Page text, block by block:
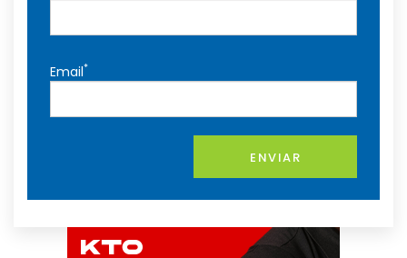
Email*
ENVIAR